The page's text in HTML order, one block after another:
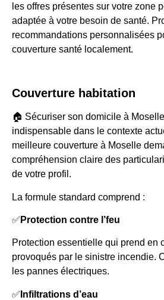
les offres présentes sur votre zone
adaptée à votre besoin de santé.
recommandations personnalisées
couverture santé localement.
Couverture habitation
🏠 Sécuriser son domicile à
indispensable dans le contexte
meilleure couverture à Moselle
compréhension claire des
de votre profil.
La formule standard comprend :
✅ Protection contre l’feu
Protection essentielle qui prend en
provoqués par le sinistre incendie.
les pannes électriques.
✅ Infiltrations d’eau